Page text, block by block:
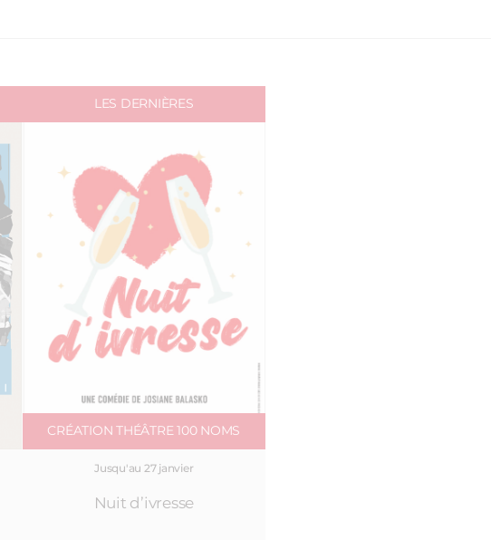
LES DERNIÈRES
CRÉATION THÉÂTRE 100 NOMS
Jusqu'au 27 janvier
Nuit d’ivresse